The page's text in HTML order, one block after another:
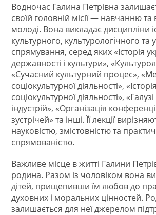
Водночас Галина Петрівна
своїй головній місії — навчанню
молоді. Вона викладає дисципліни
культурного, культурологічного та
спрямування, серед яких «Історія
державності і культури»,
«Сучасний культурний процес»,
соціокультурної діяльності»,
соціокультурної діяльності»,
індустрій», «Організація
зустрічей» та інші. Її лекції
науковістю, змістовністю та
спрямованістю.
Важливе місце в житті Галини
родина. Разом із чоловіком вона
дітей, прищепивши їм любов до
духовних і моральних цінностей.
залишається для неї джерелом